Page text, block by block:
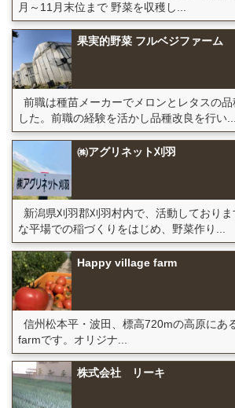
月～11月末位まで 野菜を収穫し...
果実的野菜 フルベジファーム
前職は種苗メーカーでメロンとレタスの
した。前職の経験を活かし品種改良を行い...
㈱アグリネット刈羽
新潟県刈羽郡刈羽村内で、活動しており
な平場での稲づくりをはじめ、野菜作り...
Happy village farm
信州松本平・波田、標高720mの高原にあ
farmです。オリジナ...
株式会社 リーキ